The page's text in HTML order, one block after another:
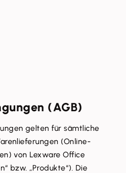
(AGB)
gelten für sämtliche
(Online-
von Lexware Office
bzw. „Produkte“). Die